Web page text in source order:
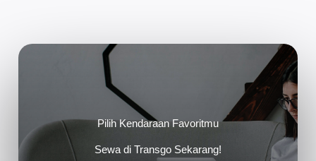
Pilih Kendaraan Favoritmu
Sewa di Transgo Sekarang!